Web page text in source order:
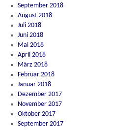
September 2018
August 2018
Juli 2018
Juni 2018
Mai 2018
April 2018
März 2018
Februar 2018
Januar 2018
Dezember 2017
November 2017
Oktober 2017
September 2017